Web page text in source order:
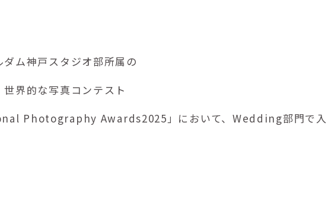
ム神戸スタジオ部所属の
界的な写真コンテスト
Photography Awards2025」において、Wedding部門で入